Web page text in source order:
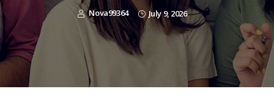
Nova99364 July 9, 2026